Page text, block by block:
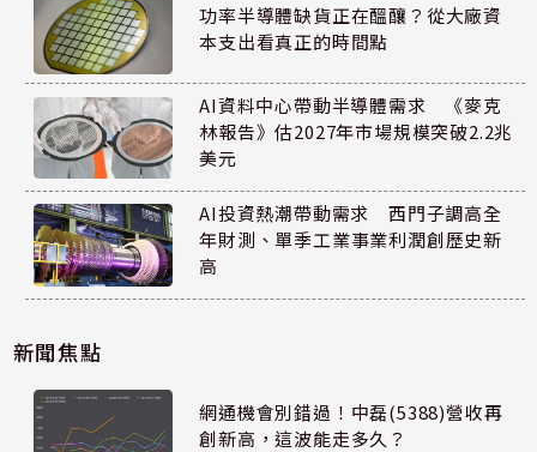
功率半導體缺貨正在醞釀？從大廠資
本支出看真正的時間點
AI資料中心帶動半導體需求 《麥克
林報告》估2027年市場規模突破2.2兆
美元
AI投資熱潮帶動需求 西門子調高全
年財測、單季工業事業利潤創歷史新
高
新聞焦點
網通機會別錯過！中磊(5388)營收再
創新高，這波能走多久？